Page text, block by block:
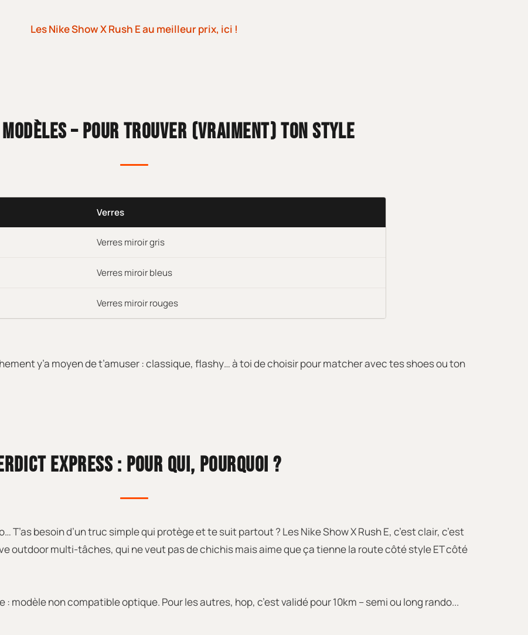
Les Nike Show X Rush E au meilleur prix, ici !
– POUR TROUVER (VRAIMENT) TON STYLE
Verres
Verres miroir gris
Verres miroir bleus
Verres miroir rouges
y’a moyen de t’amuser : classique, flashy… à toi de choisir pour matcher avec tes shoes ou ton
EXPRESS : POUR QUI, POURQUOI ?
besoin d’un truc simple qui protège et te suit partout ? Les Nike Show X Rush E, c’est clair, c’est
outdoor multi-tâches, qui ne veut pas de chichis mais aime que ça tienne la route côté style ET côté
modèle non compatible optique. Pour les autres, hop, c’est validé pour 10km – semi ou long rando...